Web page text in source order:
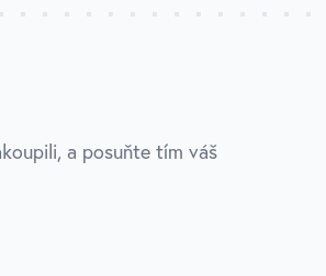
a posuňte tím váš